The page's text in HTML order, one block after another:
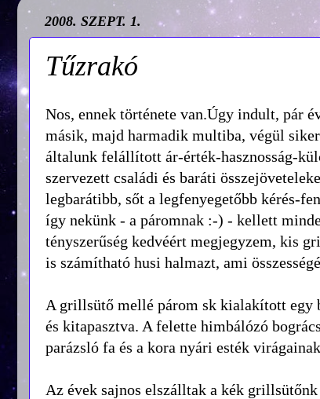
2008. SZEPT. 1.
Tűzrakó
Nos, ennek története van.Úgy indult, pár
másik, majd harmadik multiba, végül
általunk felállított ár-érték-hasznosság-
szervezett családi és baráti
legbarátibb, sőt a legfenyegetőbb kérés-
így nekünk - a páromnak :-) - kellett
tényszerűség kedvéért megjegyzem, kis
is számítható husi halmazt, ami
A grillsütő mellé párom sk kialakított egy
és kitapasztva. A felette himbálózó
parázsló fa és a kora nyári esték
Az évek sajnos elszálltak a kék